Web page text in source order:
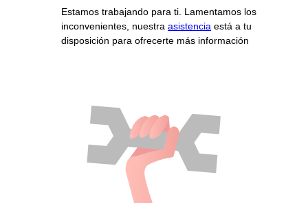
Estamos trabajando para ti. Lamentamos los
inconvenientes, nuestra asistencia está a tu
disposición para ofrecerte más información